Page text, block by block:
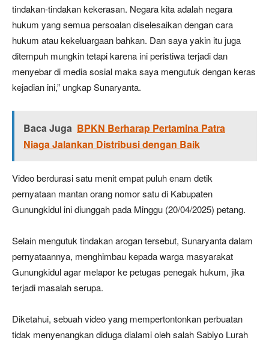
tindakan-tindakan kekerasan. Negara kita adalah negara
hukum yang semua persoalan diselesaikan dengan cara
hukum atau kekeluargaan bahkan. Dan saya yakin itu juga
ditempuh mungkin tetapi karena ini peristiwa terjadi dan
menyebar di media sosial maka saya mengutuk dengan keras
kejadian ini,” ungkap Sunaryanta.
Baca Juga BPKN Berharap Pertamina Patra
Niaga Jalankan Distribusi dengan Baik
Video berdurasi satu menit empat puluh enam detik
pernyataan mantan orang nomor satu di Kabupaten
Gunungkidul ini diunggah pada Minggu (20/04/2025) petang.
Selain mengutuk tindakan arogan tersebut, Sunaryanta dalam
pernyataannya, menghimbau kepada warga masyarakat
Gunungkidul agar melapor ke petugas penegak hukum, jika
terjadi masalah serupa.
Diketahui, sebuah video yang mempertontonkan perbuatan
tidak menyenangkan diduga dialami oleh salah Sabiyo Lurah